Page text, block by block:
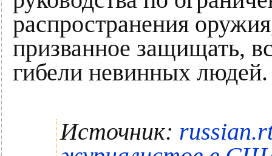
распространения
призванное защищать,
гибели невинных людей.
Источник: